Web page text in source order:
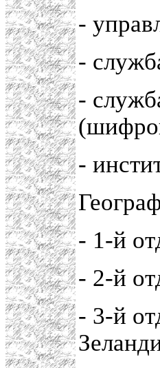
-
-
-
-
- 1-й
- 2-й
- 3-й